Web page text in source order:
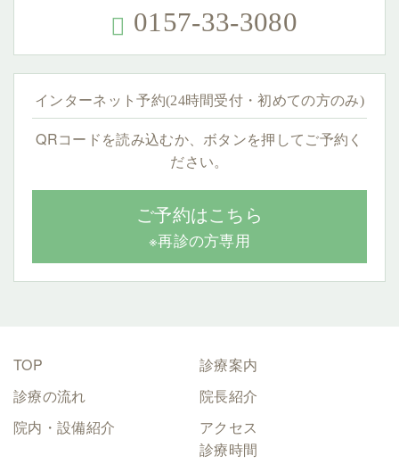
0157-33-3080
インターネット予約(24時間受付・初めての方のみ)
QRコードを読み込むか、ボタンを押してご予約く
ださい。
ご予約はこちら
※再診の方専用
TOP
診療案内
診療の流れ
院長紹介
院内・設備紹介
アクセス
診療時間